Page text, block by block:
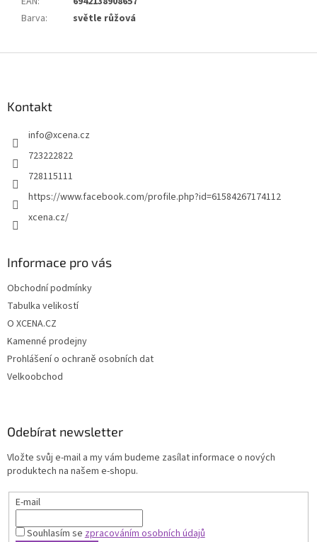
Barva: světle růžová
Kontakt
info@xcena.cz
723222822
728115111
https://www.facebook.com/profile.php?id=61584267174112
xcena.cz/
Informace pro vás
Obchodní podmínky
Tabulka velikostí
O XCENA.CZ
Kamenné prodejny
Prohlášení o ochraně osobních dat
Velkoobchod
Odebírat newsletter
Vložte svůj e-mail a my vám budeme zasílat informace o nových
produktech na našem e-shopu.
E-mail
Souhlasím sezpracováním osobních údajů